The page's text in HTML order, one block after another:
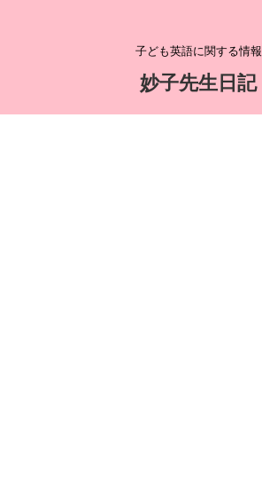
子ども英語に関する情報
妙子先生日記